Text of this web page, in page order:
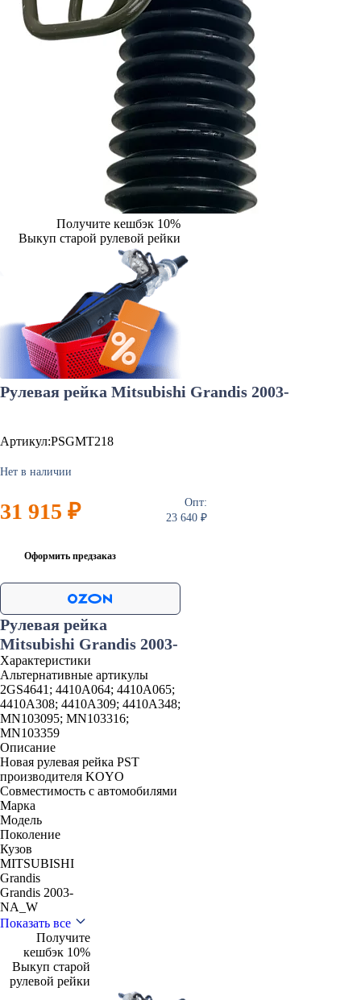
Получите кешбэк 10%
Выкуп старой рулевой рейки
Рулевая рейка Mitsubishi Grandis 2003-
Артикул:PSGMT218
Нет в наличии
31 915 ₽
Опт:
23 640 ₽
Оформить предзаказ
Рулевая рейка
Mitsubishi Grandis 2003-
Характеристики
Альтернативные артикулы
2GS4641; 4410A064; 4410A065;
4410A308; 4410A309; 4410A348;
MN103095; MN103316;
MN103359
Описание
Новая рулевая рейка PST
производителя KOYO
Совместимость с автомобилями
Марка
Модель
Поколение
Кузов
MITSUBISHI
Grandis
Grandis 2003-
NA_W
Показать все
Получите
кешбэк 10%
Выкуп старой
рулевой рейки